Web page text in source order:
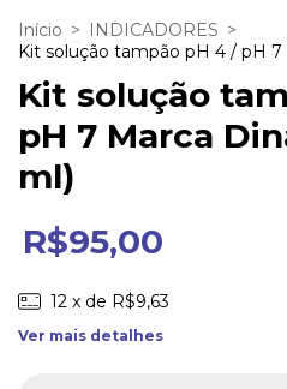
Início > INDICADORES >
Kit solução tampão pH 4 / pH
Kit solução
pH 7 Marca
ml)
R$95,00
12 x de R$9,63
Ver mais detalhes